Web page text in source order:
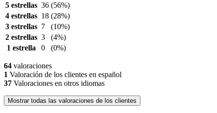
5 estrellas 36 (56%)
4 estrellas 18 (28%)
3 estrellas 7
(10%)
2 estrellas 3
(4%)
1 estrella
0 (0%)
64 valoraciones
1 Valoración de los clientes en español
37 Valoraciones en otros idiomas
Mostrar todas las valoraciones de los clientes